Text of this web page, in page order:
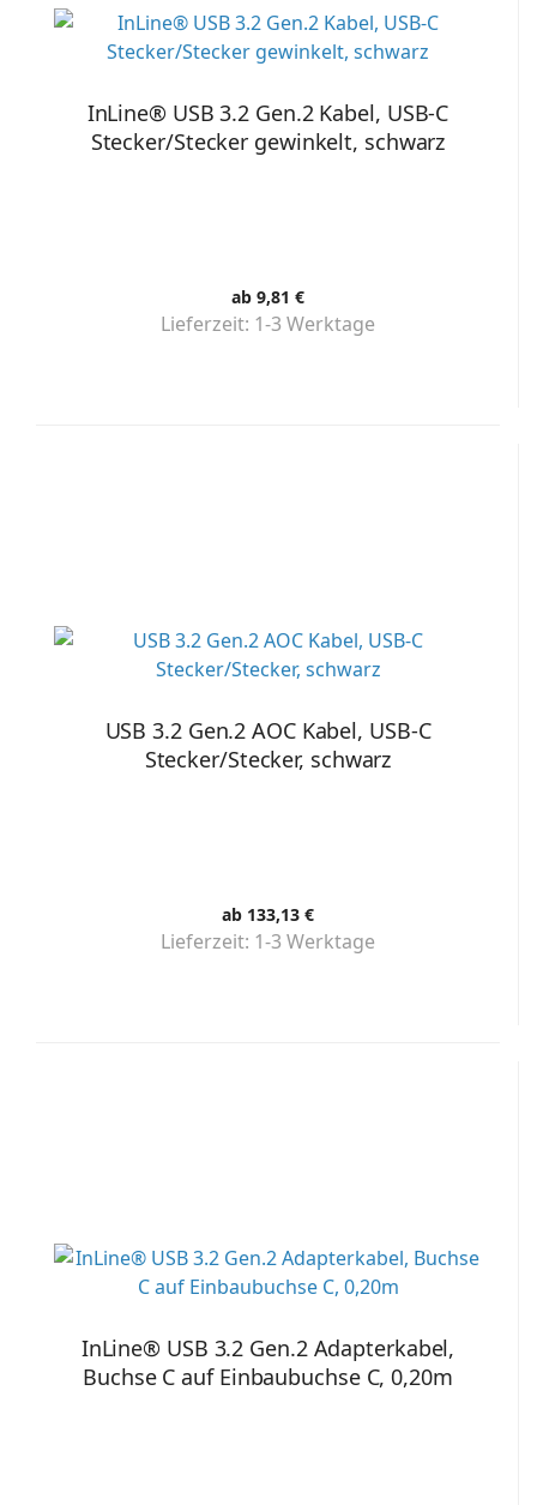
InLine® USB 3.2 Gen.2 Kabel, USB-C
Stecker/Stecker gewinkelt, schwarz
ab 9,81 €
Lieferzeit: 1-3 Werktage
USB 3.2 Gen.2 AOC Kabel, USB-C
Stecker/Stecker, schwarz
ab 133,13 €
Lieferzeit: 1-3 Werktage
InLine® USB 3.2 Gen.2 Adapterkabel,
Buchse C auf Einbaubuchse C, 0,20m